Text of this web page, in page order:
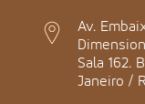
Av.
Sala 162.
Janeiro /